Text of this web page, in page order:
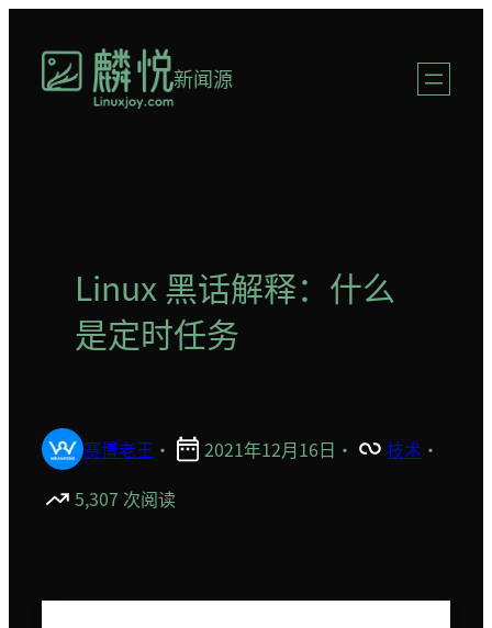
新闻源
Linux 黑话解释：什么
是定时任务
赛博老王 · 2021年12月16日 · 技术 ·
5,307 次阅读